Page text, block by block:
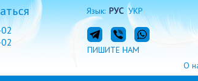
Язык: РУС УКР
ПИШИТЕ НАМ
О